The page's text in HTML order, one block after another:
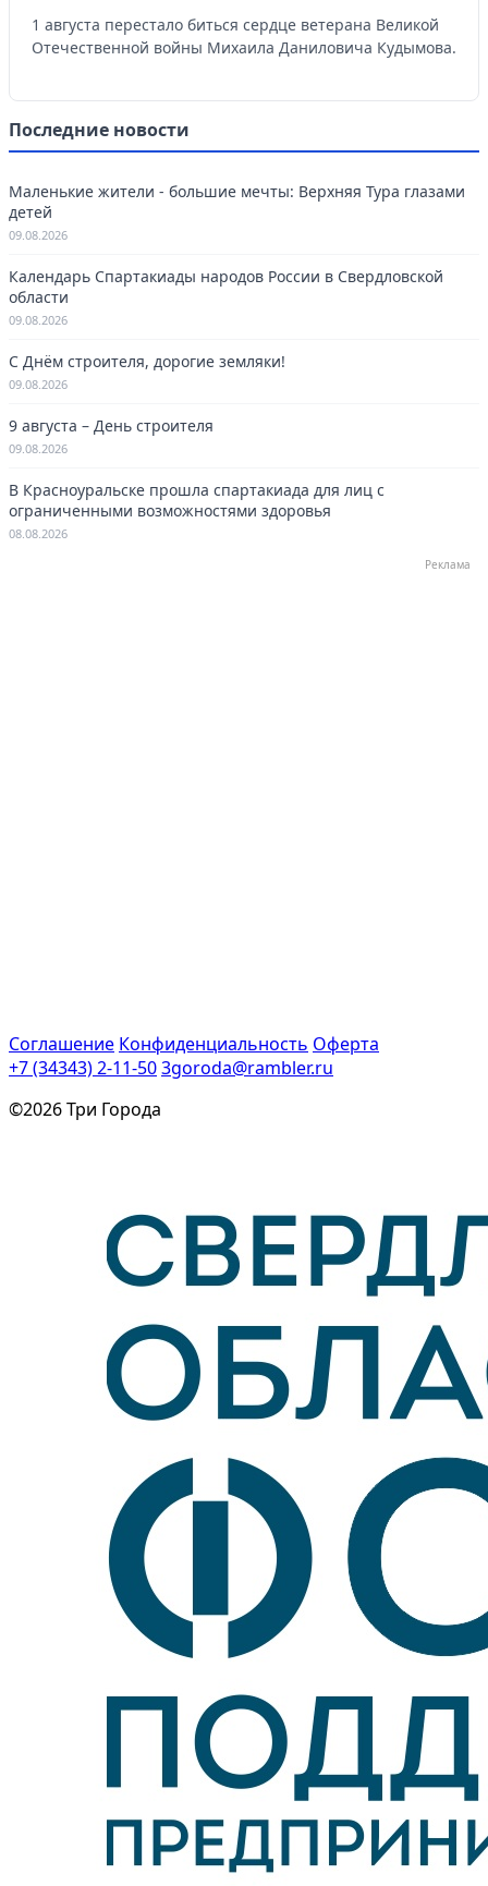
1 августа перестало биться сердце ветерана Великой
Отечественной войны Михаила Даниловича Кудымова.
Последние новости
Маленькие жители - большие мечты: Верхняя Тура глазами
детей
09.08.2026
Календарь Спартакиады народов России в Свердловской
области
09.08.2026
С Днём строителя, дорогие земляки!
09.08.2026
9 августа – День строителя
09.08.2026
В Красноуральске прошла спартакиада для лиц с
ограниченными возможностями здоровья
08.08.2026
Реклама
Соглашение Конфиденциальность Оферта
+7 (34343) 2-11-503goroda@rambler.ru
©2026 Три Города